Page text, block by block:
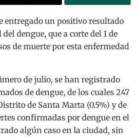
entregado un positivo resultado
dengue, que a corte del 1 de
de muerte por esta enfermedad
de julio, se han registrado
de dengue, de los cuales 247
de Santa Marta (0.5%) y de
confirmadas por dengue en el
algún caso en la ciudad, sin